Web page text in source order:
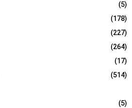
(5)
(178)
(227)
(264)
(17)
(514)
(5)